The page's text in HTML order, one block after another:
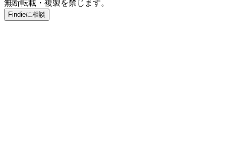
無断転載・複製を禁じます。
Findieに相談